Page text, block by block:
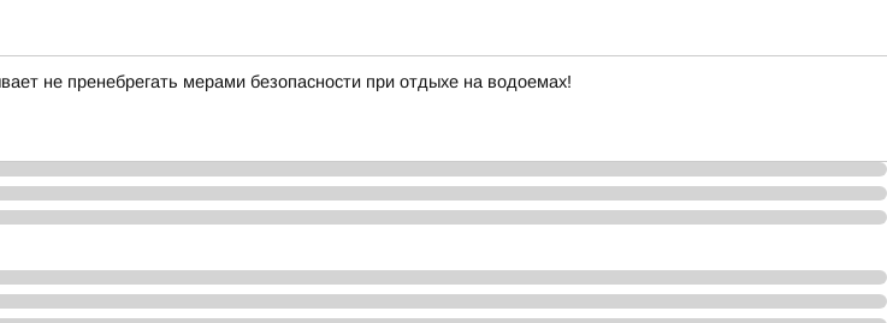
не пренебрегать мерами безопасности при отдыхе на водоемах!